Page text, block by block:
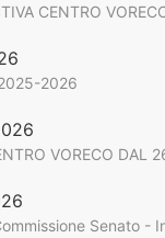
CENTRO
2026
VORECO DAL
Senato -